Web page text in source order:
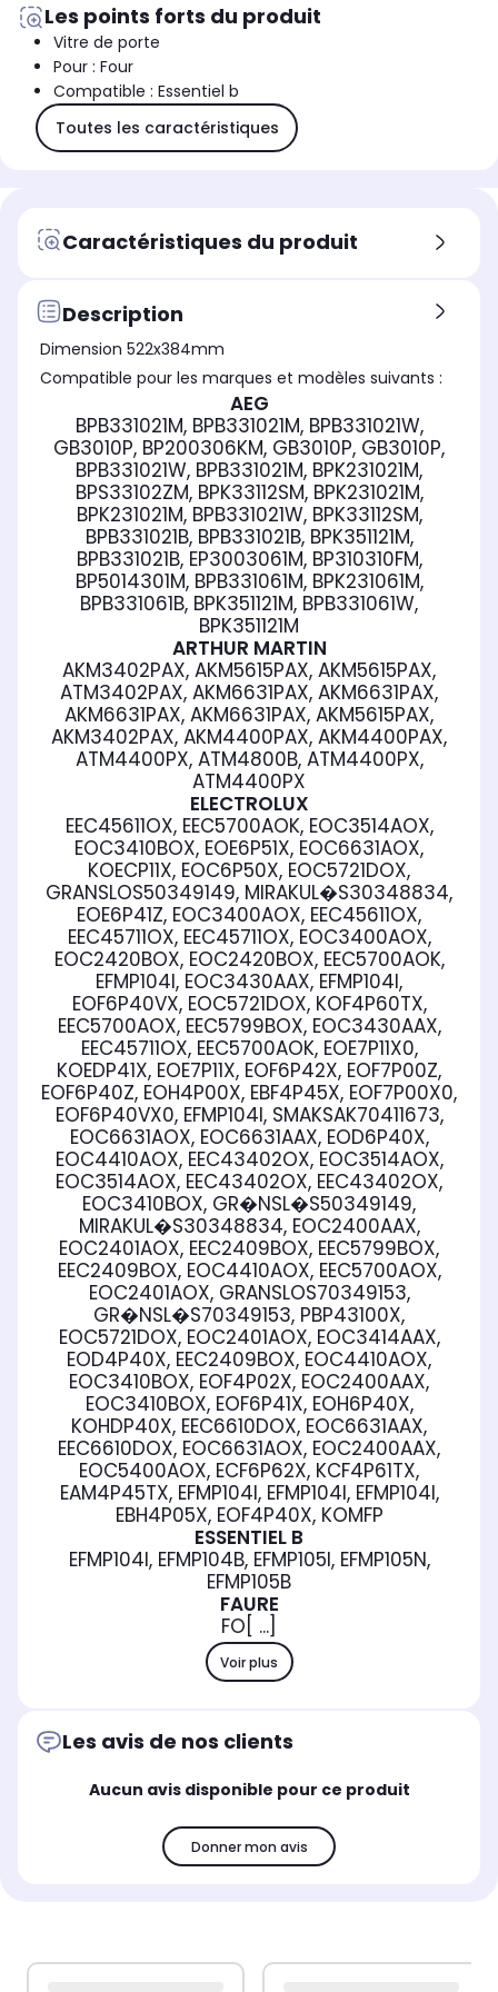
Les points forts du produit
Vitre de porte
Pour : Four
Compatible : Essentiel b
Toutes les caractéristiques
Caractéristiques du produit
Description
Dimension 522x384mm
Compatible pour les marques et modèles suivants :
AEG
BPB331021M, BPB331021M, BPB331021W,
GB3010P, BP200306KM, GB3010P, GB3010P,
BPB331021W, BPB331021M, BPK231021M,
BPS33102ZM, BPK33112SM, BPK231021M,
BPK231021M, BPB331021W, BPK33112SM,
BPB331021B, BPB331021B, BPK351121M,
BPB331021B, EP3003061M, BP310310FM,
BP5014301M, BPB331061M, BPK231061M,
BPB331061B, BPK351121M, BPB331061W,
BPK351121M
ARTHUR MARTIN
AKM3402PAX, AKM5615PAX, AKM5615PAX,
ATM3402PAX, AKM6631PAX, AKM6631PAX,
AKM6631PAX, AKM6631PAX, AKM5615PAX,
AKM3402PAX, AKM4400PAX, AKM4400PAX,
ATM4400PX, ATM4800B, ATM4400PX,
ATM4400PX
ELECTROLUX
EEC45611OX, EEC5700AOK, EOC3514AOX,
EOC3410BOX, EOE6P51X, EOC6631AOX,
KOECP11X, EOC6P50X, EOC5721DOX,
GRANSLOS50349149, MIRAKUL�S30348834,
EOE6P41Z, EOC3400AOX, EEC45611OX,
EEC45711OX, EEC45711OX, EOC3400AOX,
EOC2420BOX, EOC2420BOX, EEC5700AOK,
EFMP104I, EOC3430AAX, EFMP104I,
EOF6P40VX, EOC5721DOX, KOF4P60TX,
EEC5700AOX, EEC5799BOX, EOC3430AAX,
EEC45711OX, EEC5700AOK, EOE7P11X0,
KOEDP41X, EOE7P11X, EOF6P42X, EOF7P00Z,
EOF6P40Z, EOH4P00X, EBF4P45X, EOF7P00X0,
EOF6P40VX0, EFMP104I, SMAKSAK70411673,
EOC6631AOX, EOC6631AAX, EOD6P40X,
EOC4410AOX, EEC43402OX, EOC3514AOX,
EOC3514AOX, EEC43402OX, EEC43402OX,
EOC3410BOX, GR�NSL�S50349149,
MIRAKUL�S30348834, EOC2400AAX,
EOC2401AOX, EEC2409BOX, EEC5799BOX,
EEC2409BOX, EOC4410AOX, EEC5700AOX,
EOC2401AOX, GRANSLOS70349153,
GR�NSL�S70349153, PBP43100X,
EOC5721DOX, EOC2401AOX, EOC3414AAX,
EOD4P40X, EEC2409BOX, EOC4410AOX,
EOC3410BOX, EOF4P02X, EOC2400AAX,
EOC3410BOX, EOF6P41X, EOH6P40X,
KOHDP40X, EEC6610DOX, EOC6631AAX,
EEC6610DOX, EOC6631AOX, EOC2400AAX,
EOC5400AOX, ECF6P62X, KCF4P61TX,
EAM4P45TX, EFMP104I, EFMP104I, EFMP104I,
EBH4P05X, EOF4P40X, KOMFP
ESSENTIEL B
EFMP104I, EFMP104B, EFMP105I, EFMP105N,
EFMP105B
FAURE
FO[ ...]
Voir plus
Les avis de nos clients
Aucun avis disponible pour ce produit
Donner mon avis